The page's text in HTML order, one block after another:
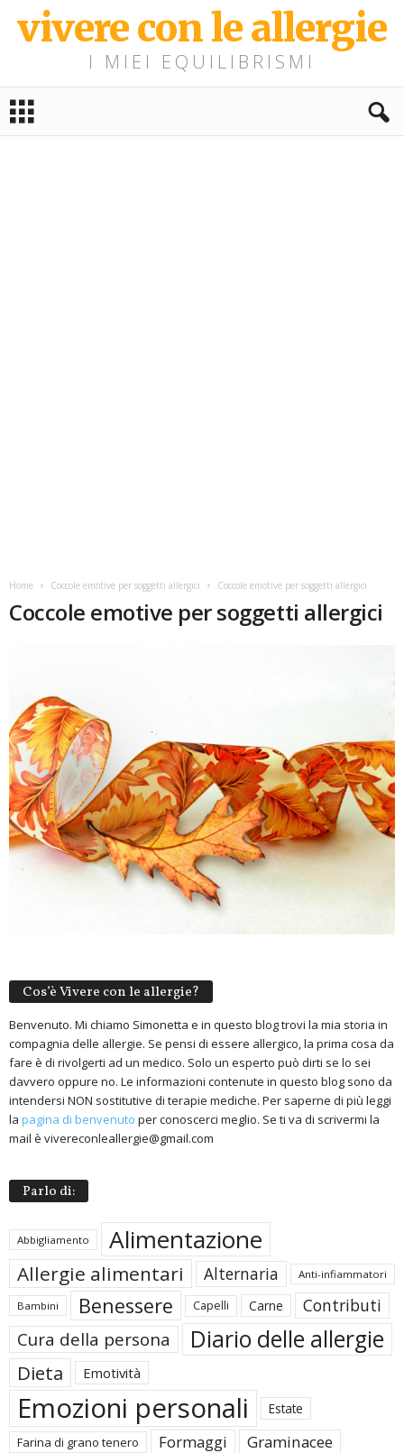
vivere con le allergie
I MIEI EQUILIBRISMI
Home Coccole emotive per soggetti allergici Coccole emotive per soggetti allergici
Coccole emotive per soggetti allergici
Cos’è Vivere con le allergie?
Benvenuto. Mi chiamo Simonetta e in questo blog trovi la mia storia in
compagnia delle allergie. Se pensi di essere allergico, la prima cosa da
fare è di rivolgerti ad un medico. Solo un esperto può dirti se lo sei
davvero oppure no. Le informazioni contenute in questo blog sono da
intendersi NON sostitutive di terapie mediche. Per saperne di più leggi
la pagina di benvenuto per conoscerci meglio. Se ti va di scrivermi la
mail è vivereconleallergie@gmail.com
Parlo di:
Abbigliamento Alimentazione
Allergie alimentari Alternaria Anti-infiammatori
Bambini Benessere Capelli Carne Contributi
Cura della persona Diario delle allergie
Dieta Emotività
Emozioni personali Estate
Farina di grano tenero Formaggi Graminacee